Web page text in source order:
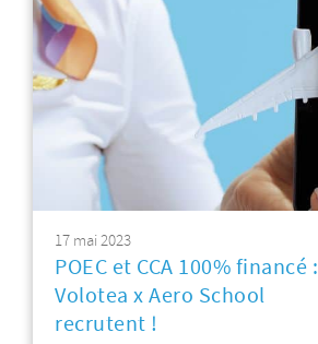
17 mai 2023
POEC et CCA 100% financé :
Volotea x Aero School
recrutent !